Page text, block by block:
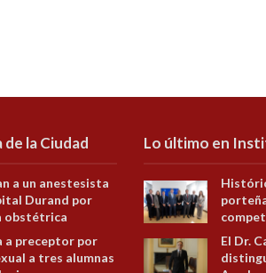
de la Ciudad
a un anestesista
Durand por
obstétrica
a preceptor por
a tres alumnas
Lo último en
El Dr.